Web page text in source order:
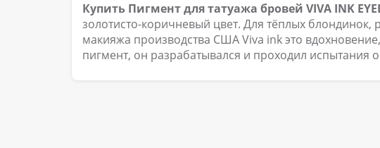
Купить Пигмент для татуажа бровей VIVA INK
золотисто-коричневый цвет. Для тёплых
макияжа производства США Viva ink это
пигмент, он разрабатывался и проходил испытания